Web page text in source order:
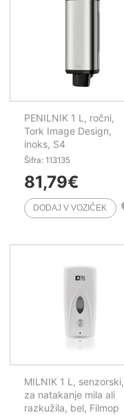
PENILNIK 1 L, ročni,
Tork Image Design,
inoks, S4
Šifra: 113135
81,79€
MILNIK 1 L, senzorski,
za natakanje mila ali
razkužila, bel, Filmop